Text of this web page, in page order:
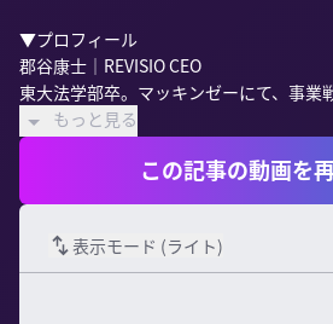
▼プロフィール
郡谷康士｜REVISIO CEO
東大法学部卒。マッキンゼーにて、事業
もっと見る
この記事の動画を
表示モード (ライト)